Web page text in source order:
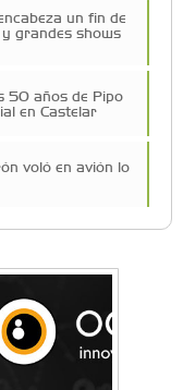
un fin de
grandes shows
50 años de Pipo
en Castelar
voló en avión lo
necesitan
crecer con
mucho más:
aprender y